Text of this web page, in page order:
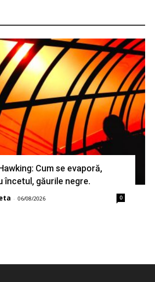
Cum se evaporă,
încetul, găurile negre.
- 06/08/2026 0